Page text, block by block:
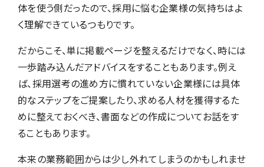
体を使う側だったので、採用に悩む企業様の気持ちはよ
く理解できているつもりです。
だからこそ、単に掲載ページを整えるだけでなく、時には
一歩踏み込んだアドバイスをすることもあります。例え
ば、採用選考の進め方に慣れていない企業様には具体
的なステップをご提案したり、求める人材を獲得するた
めに整えておくべき、書面などの作成についてお話をす
ることもあります。
本来の業務範囲からは少し外れてしまうのかもしれませ